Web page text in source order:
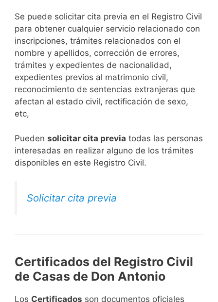
Se puede solicitar cita previa en el Registro Civil
para obtener cualquier servicio relacionado con
inscripciones, trámites relacionados con el
nombre y apellidos, corrección de errores,
trámites y expedientes de nacionalidad,
expedientes previos al matrimonio civil,
reconocimiento de sentencias extranjeras que
afectan al estado civil, rectificación de sexo,
etc,
​Pueden solicitar cita previa todas las personas
interesadas en realizar alguno de los trámites
disponibles en este Registro Civil.​
Solicitar cita previa
Certificados del Registro Civil
de Casas de Don Antonio
Los Certificados son documentos oficiales